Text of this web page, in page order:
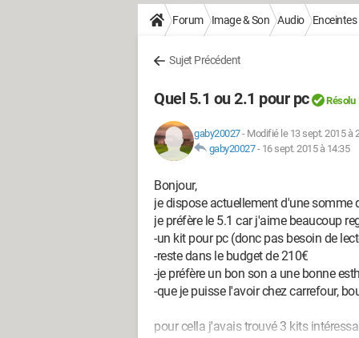
Forum Image & Son Audio Enceintes
Sujet Précédent
Quel 5.1 ou 2.1 pour pc Résolu
gaby20027- Modifié le 13 sept. 2015 à
gaby20027- 16 sept. 2015 à 14:35
Bonjour,
je dispose actuellement d'une somme
je préfère le 5.1 car j'aime beaucoup
-un kit pour pc (donc pas besoin de
-reste dans le budget de 210€
-je préfère un bon son a une bonne
-que je puisse l'avoir chez carrefour,
pour cella j'avais trouvé 3 kits